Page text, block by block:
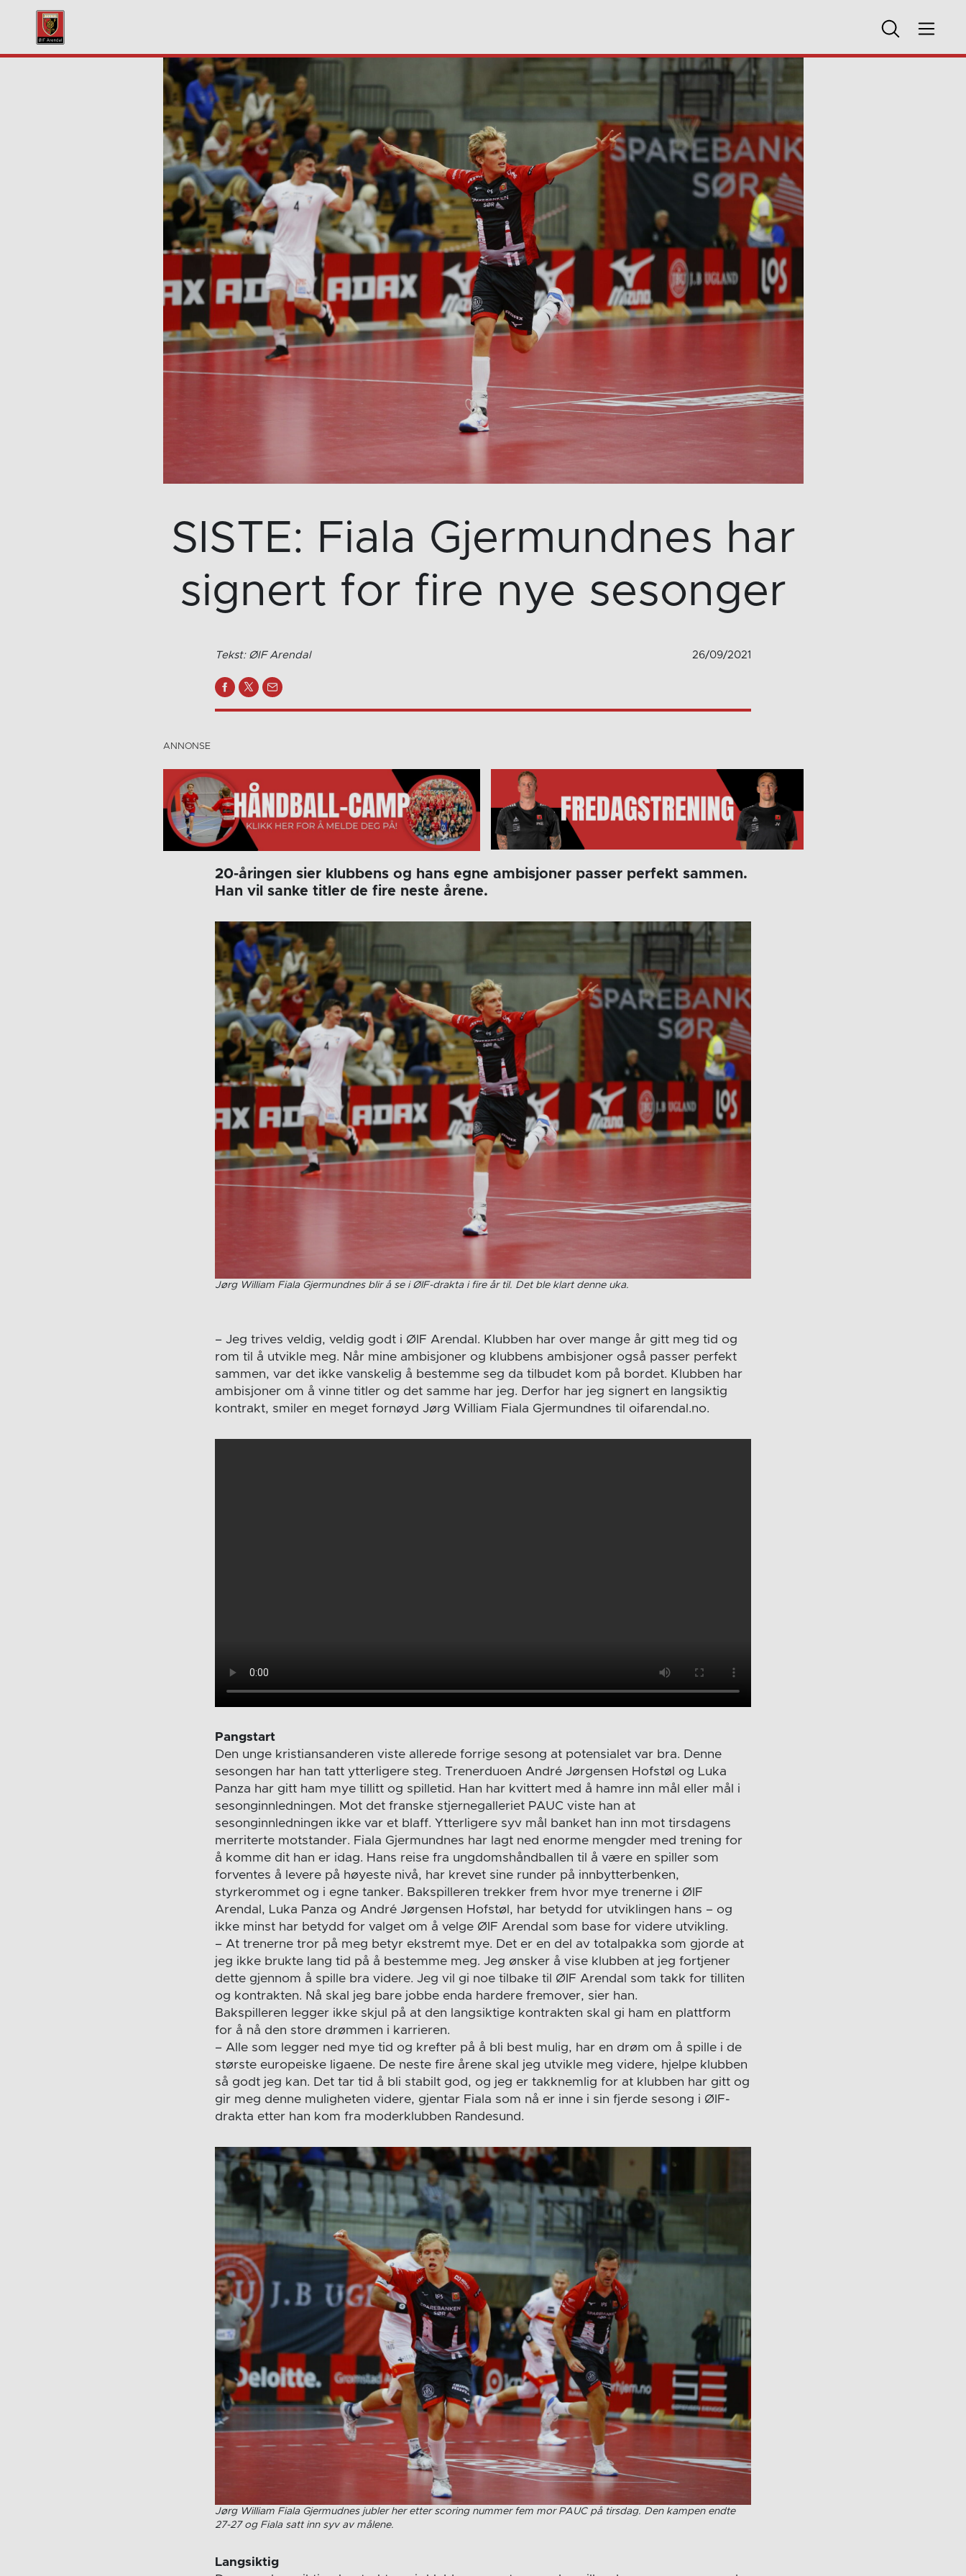
SISTE: Fiala Gjermundnes har
signert for fire nye sesonger
Tekst: ØIF Arendal 26/09/2021
20-åringen sier klubbens og hans egne ambisjoner passer perfekt sammen.
Han vil sanke titler de fire neste årene.
Jørg William Fiala Gjermundnes blir å se i ØIF-drakta i fire år til. Det ble klart denne uka.
– Jeg trives veldig, veldig godt i ØIF Arendal. Klubben har over mange år gitt meg tid og
rom til å utvikle meg. Når mine ambisjoner og klubbens ambisjoner også passer perfekt
sammen, var det ikke vanskelig å bestemme seg da tilbudet kom på bordet. Klubben har
ambisjoner om å vinne titler og det samme har jeg. Derfor har jeg signert en langsiktig
kontrakt, smiler en meget fornøyd Jørg William Fiala Gjermundnes til oifarendal.no.
Pangstart
Den unge kristiansanderen viste allerede forrige sesong at potensialet var bra. Denne
sesongen har han tatt ytterligere steg. Trenerduoen André Jørgensen Hofstøl og Luka
Panza har gitt ham mye tillitt og spilletid. Han har kvittert med å hamre inn mål eller mål i
sesonginnledningen. Mot det franske stjernegalleriet PAUC viste han at
sesonginnledningen ikke var et blaff. Ytterligere syv mål banket han inn mot tirsdagens
merriterte motstander. Fiala Gjermundnes har lagt ned enorme mengder med trening for
å komme dit han er idag. Hans reise fra ungdomshåndballen til å være en spiller som
forventes å levere på høyeste nivå, har krevet sine runder på innbytterbenken,
styrkerommet og i egne tanker. Bakspilleren trekker frem hvor mye trenerne i ØIF
Arendal, Luka Panza og André Jørgensen Hofstøl, har betydd for utviklingen hans – og
ikke minst har betydd for valget om å velge ØIF Arendal som base for videre utvikling.
– At trenerne tror på meg betyr ekstremt mye. Det er en del av totalpakka som gjorde at
jeg ikke brukte lang tid på å bestemme meg. Jeg ønsker å vise klubben at jeg fortjener
dette gjennom å spille bra videre. Jeg vil gi noe tilbake til ØIF Arendal som takk for tilliten
og kontrakten. Nå skal jeg bare jobbe enda hardere fremover, sier han.
Bakspilleren legger ikke skjul på at den langsiktige kontrakten skal gi ham en plattform
for å nå den store drømmen i karrieren.
– Alle som legger ned mye tid og krefter på å bli best mulig, har en drøm om å spille i de
største europeiske ligaene. De neste fire årene skal jeg utvikle meg videre, hjelpe klubben
så godt jeg kan. Det tar tid å bli stabilt god, og jeg er takknemlig for at klubben har gitt og
gir meg denne muligheten videre, gjentar Fiala som nå er inne i sin fjerde sesong i ØIF-
drakta etter han kom fra moderklubben Randesund.
Jørg William Fiala Gjermudnes jubler her etter scoring nummer fem mor PAUC på tirsdag. Den kampen endte
27-27 og Fiala satt inn syv av målene.
Langsiktig